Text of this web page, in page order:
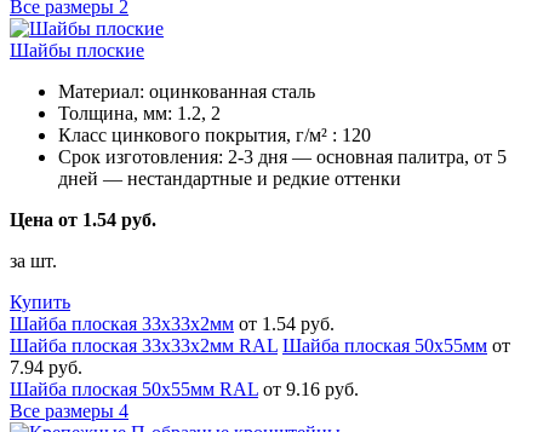
Все размеры 2
Шайбы плоские
Материал: оцинкованная сталь
Толщина, мм: 1.2, 2
Класс цинкового покрытия, г/м² : 120
Срок изготовления: 2-3 дня — основная палитра, от 5
дней — нестандартные и редкие оттенки
Цена от 1.54 руб.
за шт.
Купить
Шайба плоская 33х33х2мм от 1.54 руб.
Шайба плоская 33х33х2мм RAL Шайба плоская 50х55мм от
7.94 руб.
Шайба плоская 50х55мм RAL от 9.16 руб.
Все размеры 4